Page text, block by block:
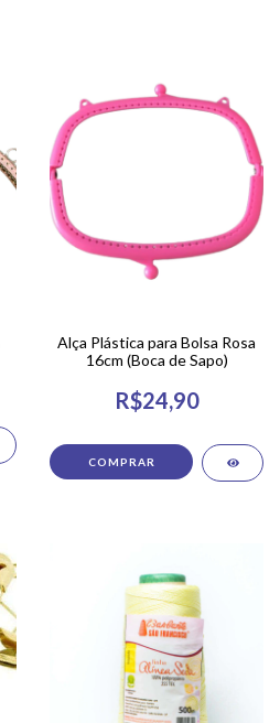
Alça Plástica para Bolsa Rosa
16cm (Boca de Sapo)
R$24,90